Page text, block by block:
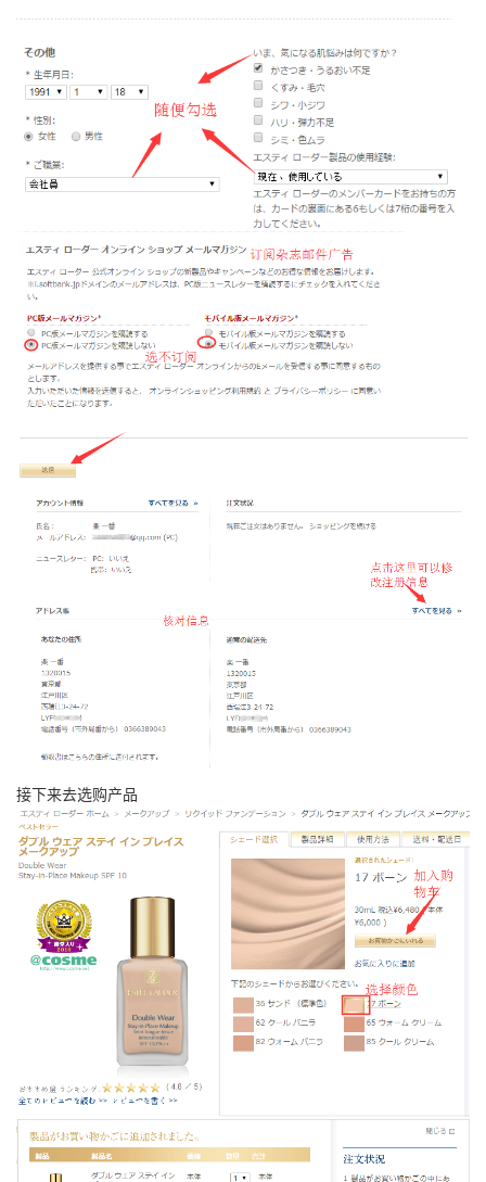
接下来去选购产品